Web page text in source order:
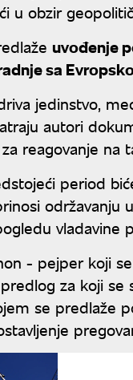
u obzir
uvođenje
sa
jedinstvo,
autori
reagovanje na
period
održavanju
vladavine
- pejper koji
za koji se
se predlaže